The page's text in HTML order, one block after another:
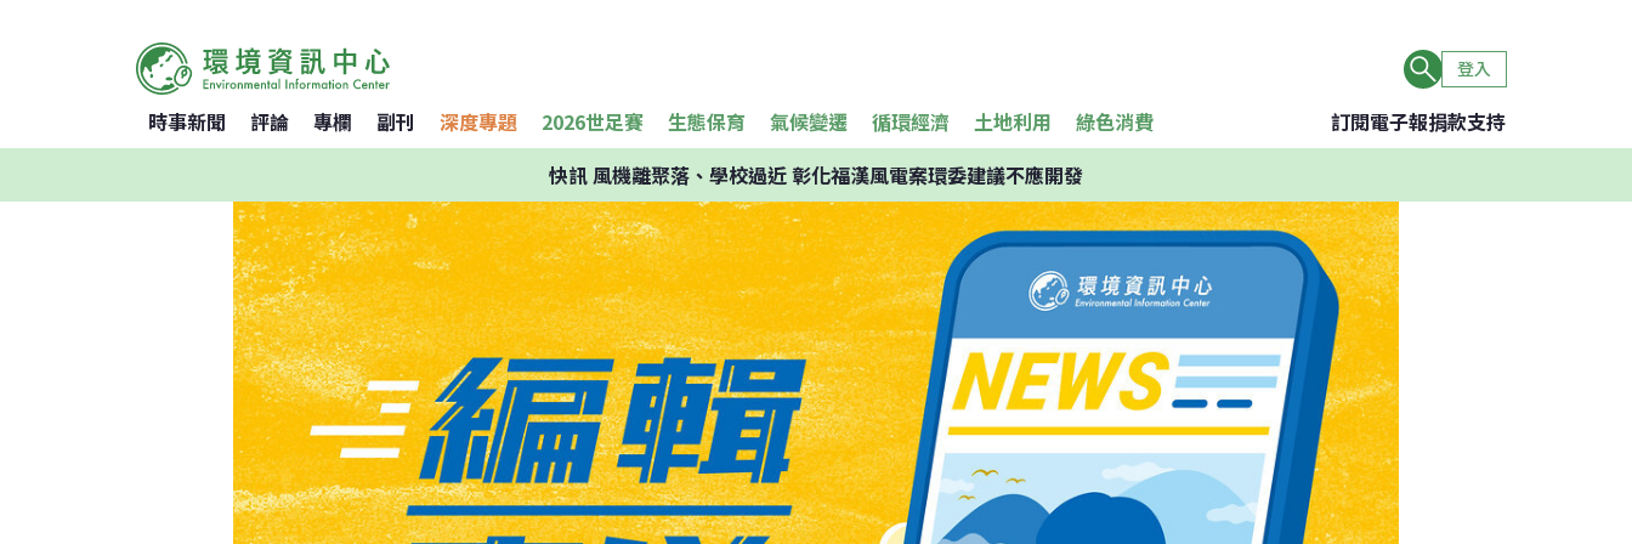
登入
時事新聞 評論 專欄 副刊 深度專題 2026世足賽 生態保育 氣候變遷 循環經濟 土地利用 綠色消費 訂閱電子報捐款支持
快訊風機離聚落、學校過近 彰化福漢風電案環委建議不應開發